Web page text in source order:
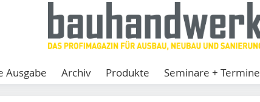
Ausgabe Archiv Produkte Seminare + Termine